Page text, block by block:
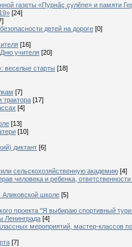
газеты «Пурнăç çулĕпе» и памяти
[24]
детей на дороге [0]
[16]
учителя [20]
веселые старты [18]
[7]
трактора [17]
[4]
[13]
[10]
диктант [6]
сельскохозяйственную академию [4]
человека и ребенка,
школе [5]
проекта "Я выбираю спортивный
Ленинграда [4]
мероприятий, мастер-классов
[7]